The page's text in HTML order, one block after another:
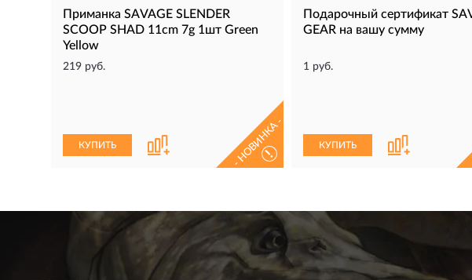
Приманка SAVAGE SLENDER
SCOOP SHAD 11cm 7g 1шт Green
Yellow
219 руб.
КУПИТЬ - НОВИНКА -
!
Подарочный сертификат
GEAR на вашу сумму
1 руб.
КУПИТЬ